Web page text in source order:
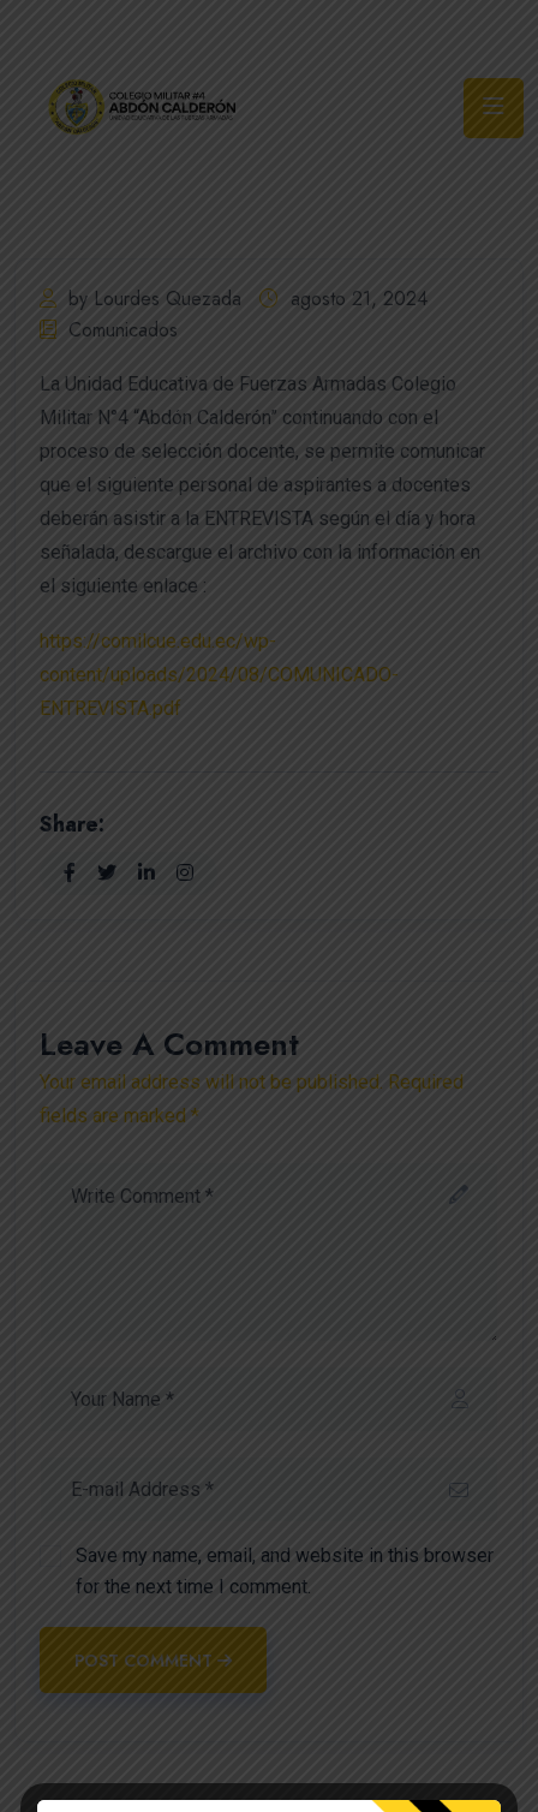
by Lourdes Quezada
agosto 21, 2024
Comunicados
La Unidad Educativa de Fuerzas Armadas Colegio
Militar N°4 “Abdón Calderón” continuando con el
proceso de selección docente, se permite comunicar
que el siguiente personal de aspirantes a docentes
deberán asistir a la ENTREVISTA según el día y hora
señalada, descargue el archivo con la información en
el siguiente enlace :
https://comilcue.edu.ec/wp-
content/uploads/2024/08/COMUNICADO-
ENTREVISTA.pdf
Share:
Leave A Comment
Your email address will not be published. Required
fields are marked *
Save my name, email, and website in this browser
for the next time I comment.
POST COMMENT